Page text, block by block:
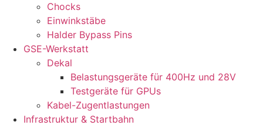
Chocks
Einwinkstäbe
Halder Bypass Pins
GSE-Werkstatt
Dekal
Belastungsgeräte für 400Hz und 28V
Testgeräte für GPUs
Kabel-Zugentlastungen
Infrastruktur & Startbahn